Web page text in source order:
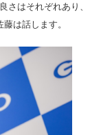
さはそれぞれあり、
は話します。